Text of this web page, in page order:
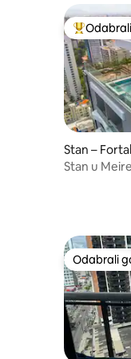
Među
Stan –
Stan u
Odabrali
Odabrali